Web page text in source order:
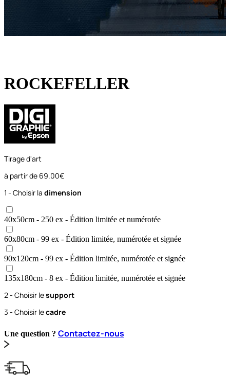
ROCKEFELLER
Tirage d'art
à partir de 69.00€
1 - Choisir la dimension
40x50cm - 250 ex - Édition limitée et numérotée
60x80cm - 99 ex - Édition limitée, numérotée et signée
90x120cm - 99 ex - Édition limitée, numérotée et signée
135x180cm - 8 ex - Édition limitée, numérotée et signée
2 - Choisir lesupport
3 - Choisir lecadre
Une question ? Contactez-nous